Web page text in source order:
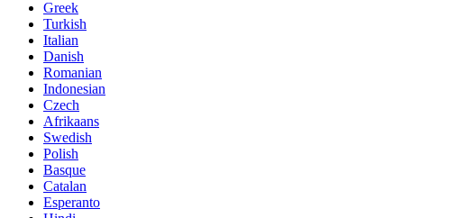
Greek
Turkish
Italian
Danish
Romanian
Indonesian
Czech
Afrikaans
Swedish
Polish
Basque
Catalan
Esperanto